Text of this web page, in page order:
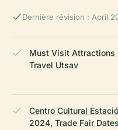
Dernière révision : April
Must Visit Attractions
Travel Utsav
Centro Cultural
2024, Trade Fair Dates